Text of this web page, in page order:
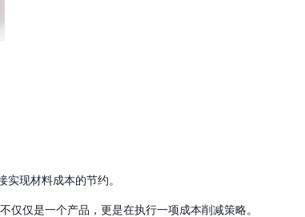
现材料成本的节约。
仅是一个产品，更是在执行一项成本削减策略。